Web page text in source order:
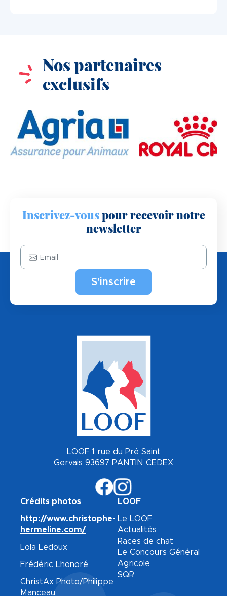
Nos partenaires
exclusifs
Inscrivez-vouspour recevoir notre
newsletter
LOOF 1 rue du Pré Saint
Gervais 93697 PANTIN CEDEX
Crédits photos
http://www.christophe-
hermeline.com/
Lola Ledoux
Frédéric Lhonoré
ChristAx Photo/Philippe
Manceau
LOOF
Le LOOF
Actualités
Races de chat
Le Concours Général
Agricole
SQR